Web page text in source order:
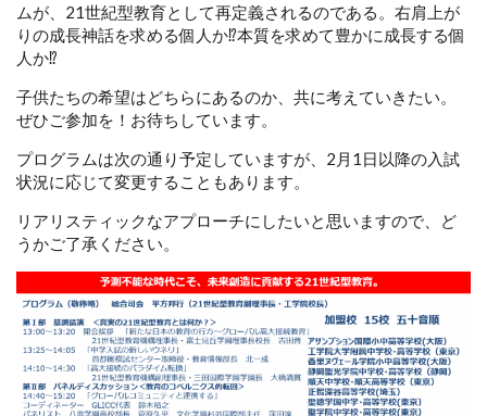
ムが、21世紀型教育として再定義されるのである。右肩上が
りの成長神話を求める個人か⁉本質を求めて豊かに成長する個
人か⁉
子供たちの希望はどちらにあるのか、共に考えていきたい。
ぜひご参加を！お待ちしています。
プログラムは次の通り予定していますが、2月1日以降の入試
状況に応じて変更することもあります。
リアリスティックなアプローチにしたいと思いますので、ど
うかご了承ください。